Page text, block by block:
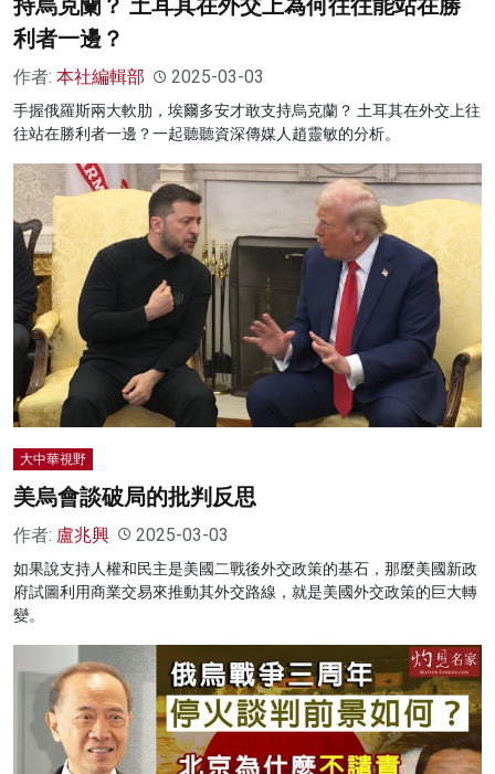
持烏克蘭？ 土耳其在外交上為何往往能站在勝
利者一邊？
作者: 本社編輯部 2025-03-03
手握俄羅斯兩大軟肋，埃爾多安才敢支持烏克蘭？ 土耳其在外交上往
往站在勝利者一邊？一起聽聽資深傳媒人趙靈敏的分析。
大中華視野
美烏會談破局的批判反思
作者: 盧兆興 2025-03-03
如果說支持人權和民主是美國二戰後外交政策的基石，那麼美國新政
府試圖利用商業交易來推動其外交路線，就是美國外交政策的巨大轉
變。